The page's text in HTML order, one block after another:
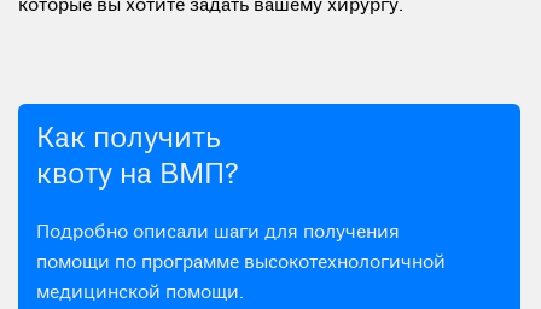
которые вы хотите задать вашему хирургу.
Как получить
квоту на ВМП?
Подробно описали шаги для получения
помощи по программе высокотехнологичной
медицинской помощи.